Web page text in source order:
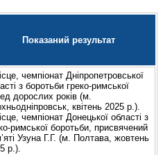
Показаний результат
чемпіонат Дніпропетровської
з боротьби греко-римської
дорослих років (м.
квітень 2025 р.).
чемпіонат Донецької області з
римської боротьби, присвячений
Узуна Г.Г. (м. Полтава, жовтень
р.).